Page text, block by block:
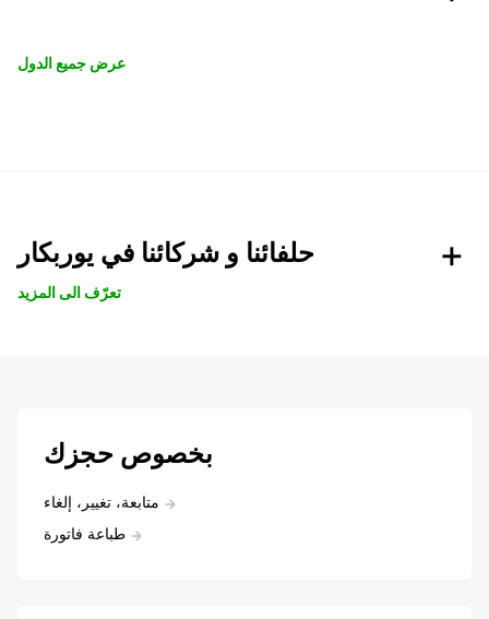
عرض جميع الدول
حلفائنا و شركائنا في يوربكار
تعرّف الى المزيد
بخصوص حجزك
متابعة، تغيير، إلغاء
طباعة فاتورة